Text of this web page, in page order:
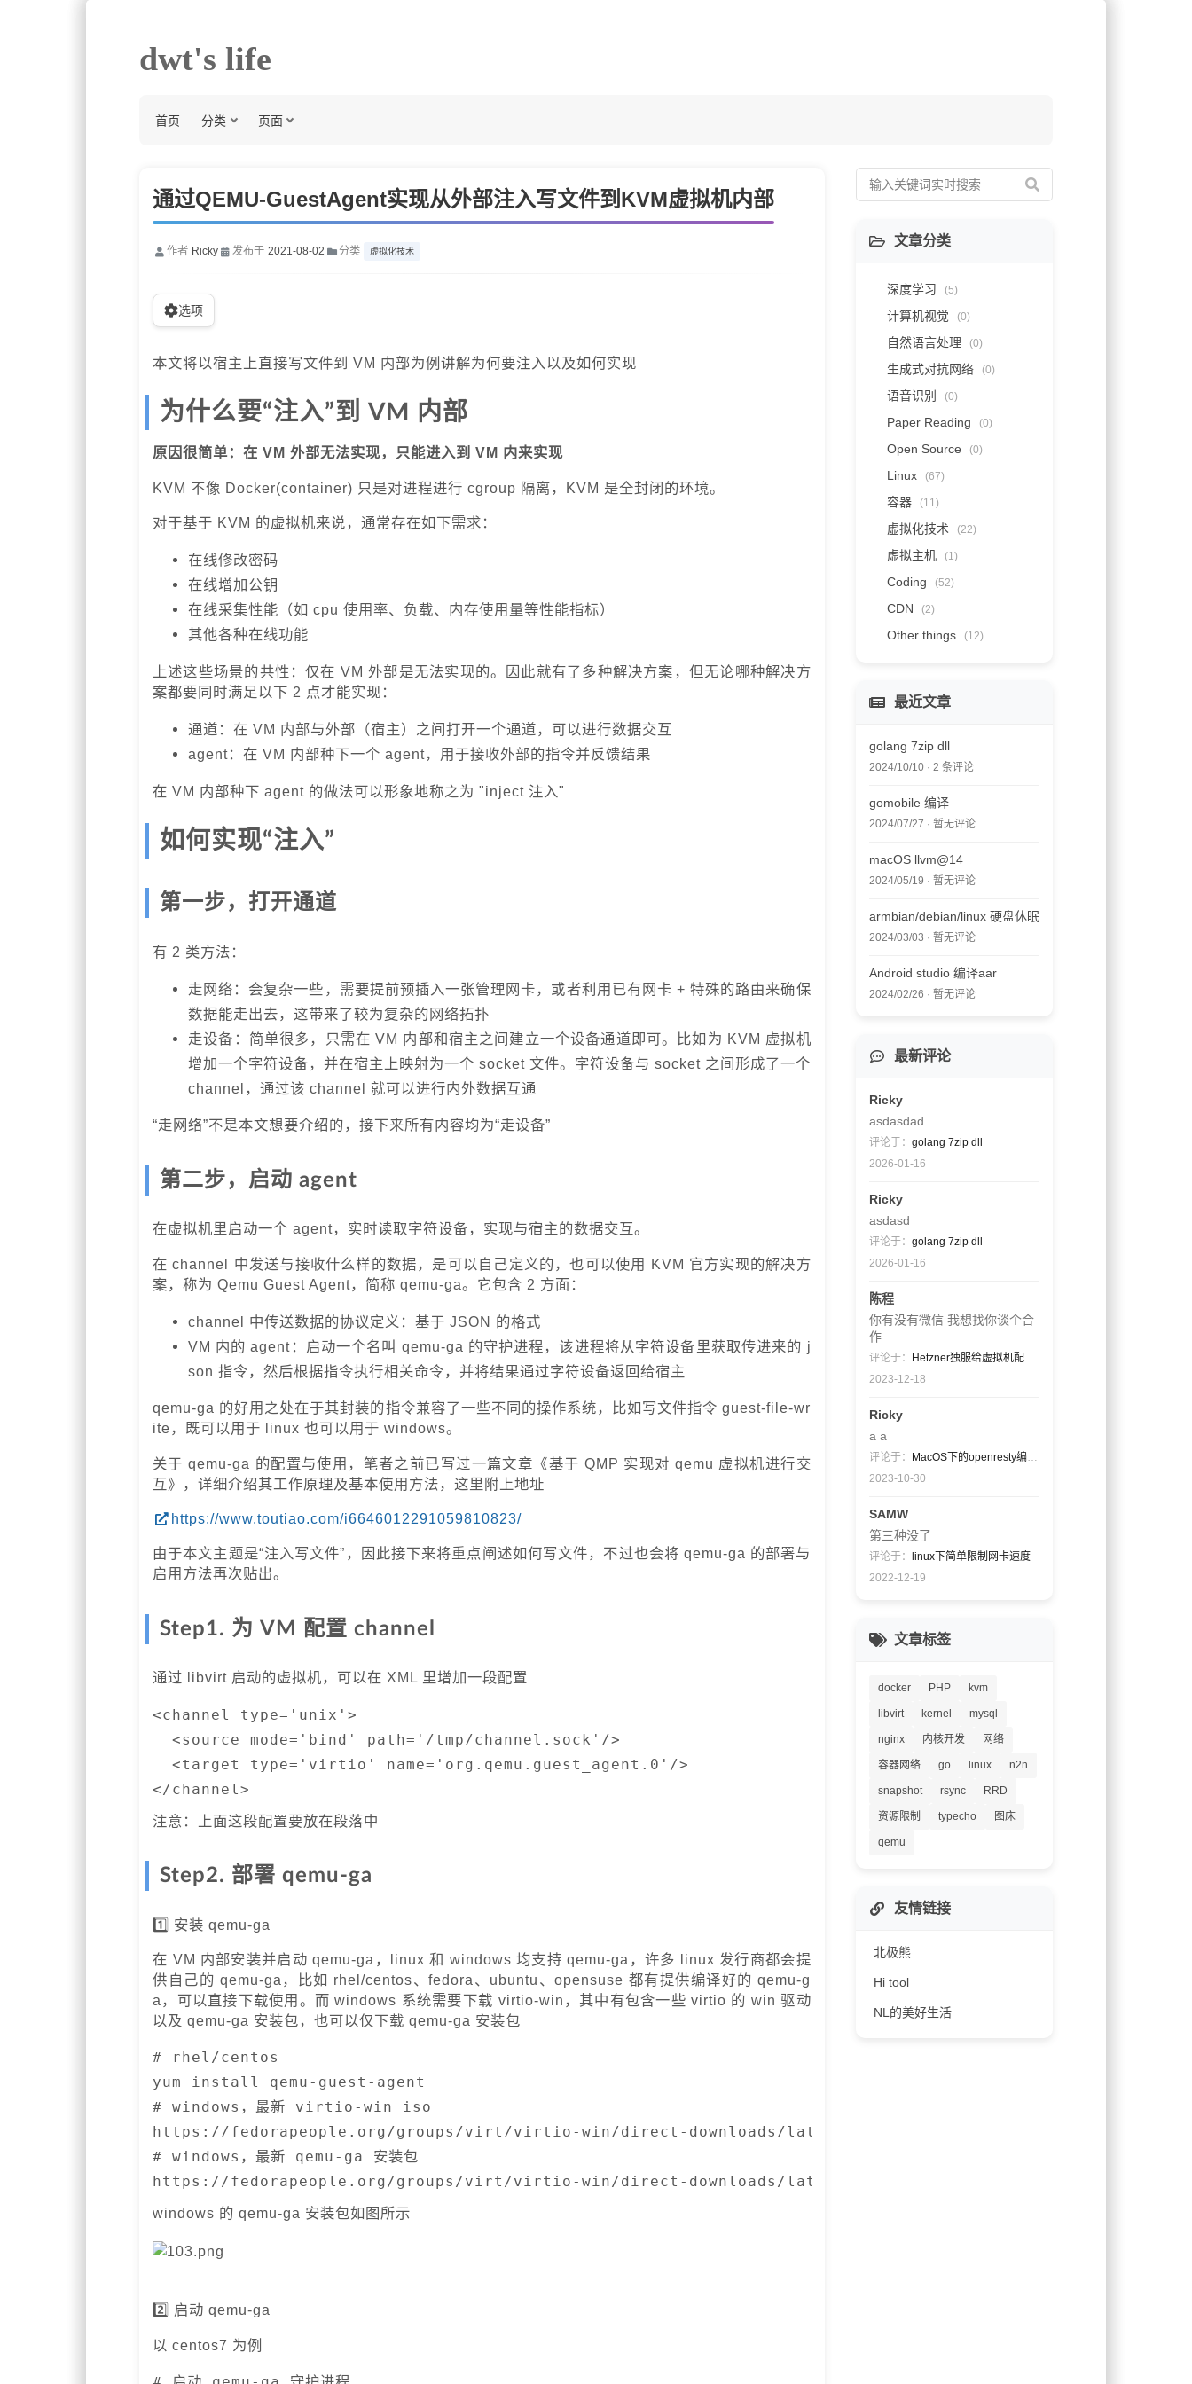
dwt's life
首页 分类 页面
通过QEMU-GuestAgent实现从外部注入写文件到KVM虚拟机内部
作者 Ricky 发布于 2021-08-02 分类 虚拟化技术
选项
本文将以宿主上直接写文件到 VM 内部为例讲解为何要注入以及如何实现
为什么要“注入”到 VM 内部
原因很简单：在 VM 外部无法实现，只能进入到 VM 内来实现
KVM 不像 Docker(container) 只是对进程进行 cgroup 隔离，KVM 是全封闭的环境。
对于基于 KVM 的虚拟机来说，通常存在如下需求：
在线修改密码
在线增加公钥
在线采集性能（如 cpu 使用率、负载、内存使用量等性能指标）
其他各种在线功能
上述这些场景的共性：仅在 VM 外部是无法实现的。因此就有了多种解决方案，但无论哪种解决方
案都要同时满足以下 2 点才能实现：
通道：在 VM 内部与外部（宿主）之间打开一个通道，可以进行数据交互
agent：在 VM 内部种下一个 agent，用于接收外部的指令并反馈结果
在 VM 内部种下 agent 的做法可以形象地称之为 "inject 注入"
如何实现“注入”
第一步，打开通道
有 2 类方法：
走网络：会复杂一些，需要提前预插入一张管理网卡，或者利用已有网卡 + 特殊的路由来确保
数据能走出去，这带来了较为复杂的网络拓扑
走设备：简单很多，只需在 VM 内部和宿主之间建立一个设备通道即可。比如为 KVM 虚拟机
增加一个字符设备，并在宿主上映射为一个 socket 文件。字符设备与 socket 之间形成了一个
channel，通过该 channel 就可以进行内外数据互通
“走网络”不是本文想要介绍的，接下来所有内容均为“走设备”
第二步，启动 agent
在虚拟机里启动一个 agent，实时读取字符设备，实现与宿主的数据交互。
在 channel 中发送与接收什么样的数据，是可以自己定义的，也可以使用 KVM 官方实现的解决方
案，称为 Qemu Guest Agent，简称 qemu-ga。它包含 2 方面：
channel 中传送数据的协议定义：基于 JSON 的格式
VM 内的 agent：启动一个名叫 qemu-ga 的守护进程，该进程将从字符设备里获取传进来的 j
son 指令，然后根据指令执行相关命令，并将结果通过字符设备返回给宿主
qemu-ga 的好用之处在于其封装的指令兼容了一些不同的操作系统，比如写文件指令 guest-file-wr
ite，既可以用于 linux 也可以用于 windows。
关于 qemu-ga 的配置与使用，笔者之前已写过一篇文章《基于 QMP 实现对 qemu 虚拟机进行交
互》，详细介绍其工作原理及基本使用方法，这里附上地址
https://www.toutiao.com/i6646012291059810823/
由于本文主题是“注入写文件”，因此接下来将重点阐述如何写文件，不过也会将 qemu-ga 的部署与
启用方法再次贴出。
Step1. 为 VM 配置 channel
通过 libvirt 启动的虚拟机，可以在 XML 里增加一段配置
<channel type='unix'>
  <source mode='bind' path='/tmp/channel.sock'/>
  <target type='virtio' name='org.qemu.guest_agent.0'/>
</channel>
注意：上面这段配置要放在段落中
Step2. 部署 qemu-ga
1️⃣ 安装 qemu-ga
在 VM 内部安装并启动 qemu-ga，linux 和 windows 均支持 qemu-ga，许多 linux 发行商都会提
供自己的 qemu-ga，比如 rhel/centos、fedora、ubuntu、opensuse 都有提供编译好的 qemu-g
a，可以直接下载使用。而 windows 系统需要下载 virtio-win，其中有包含一些 virtio 的 win 驱动
以及 qemu-ga 安装包，也可以仅下载 qemu-ga 安装包
# rhel/centos
yum install qemu-guest-agent
# windows，最新 virtio-win iso
https://fedorapeople.org/groups/virt/virtio-win/direct-downloads/latest-virtio/
# windows，最新 qemu-ga 安装包
https://fedorapeople.org/groups/virt/virtio-win/direct-downloads/latest-qemu-ga/
windows 的 qemu-ga 安装包如图所示
2️⃣ 启动 qemu-ga
以 centos7 为例
文章分类
深度学习 (5)
计算机视觉 (0)
自然语言处理 (0)
生成式对抗网络 (0)
语音识别 (0)
Paper Reading (0)
Open Source (0)
Linux (67)
容器 (11)
虚拟化技术 (22)
虚拟主机 (1)
Coding (52)
CDN (2)
Other things (12)
最近文章
golang 7zip dll
2024/10/10 · 2 条评论
gomobile 编译
2024/07/27 · 暂无评论
macOS llvm@14
2024/05/19 · 暂无评论
armbian/debian/linux 硬盘休眠
2024/03/03 · 暂无评论
Android studio 编译aar
2024/02/26 · 暂无评论
最新评论
Ricky
asdasdad
评论于： golang 7zip dll
2026-01-16
Ricky
asdasd
评论于： golang 7zip dll
2026-01-16
陈程
你有没有微信 我想找你谈个合
作
评论于：
Hetzner独服给虚拟机配置公网ip段（非同一网关）
2023-12-18
Ricky
a a
评论于：
MacOS下的openresty编译过程
2023-10-30
SAMW
第三种没了
评论于：
linux下简单限制网卡速度
2022-12-19
文章标签
docker PHP kvm
libvirt kernel mysql
nginx 内核开发 网络
容器网络 go linux n2n
snapshot rsync RRD
资源限制 typecho 图床
qemu
友情链接
北极熊
Hi tool
NL的美好生活